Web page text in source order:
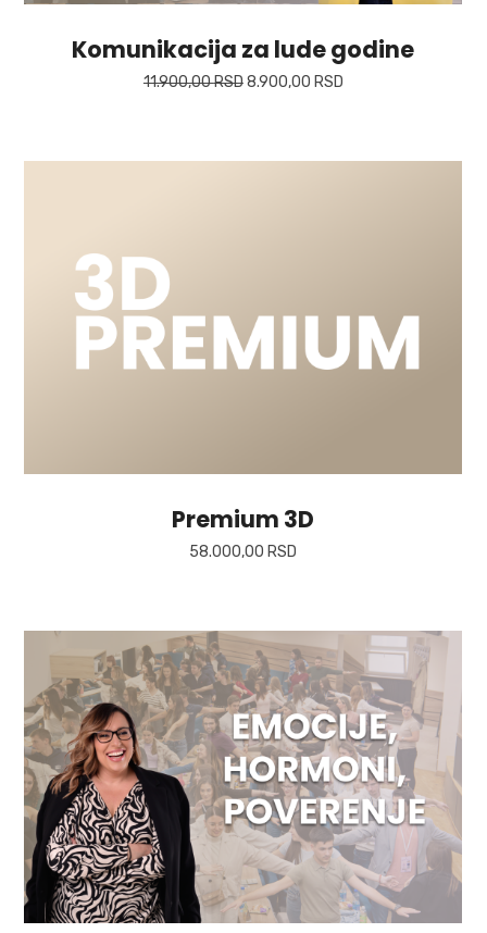
Komunikacija za lude godine
11.900,00RSD8.900,00 RSD
Premium 3D
58.000,00 RSD